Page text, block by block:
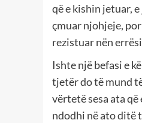
që e kishin jetuar,
çmuar njohjeje,
rezistuar nën
Ishte një befasi e
tjetër do të mund
vërtetë sesa ata
ndodhi në ato ditë